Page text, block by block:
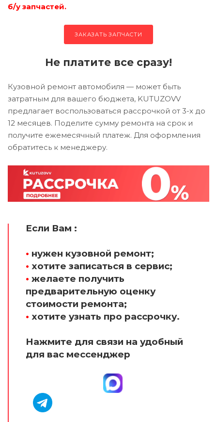
б/у запчастей.
ЗАКАЗАТЬ ЗАПЧАСТИ
Не платите все сразу!
Кузовной ремонт автомобиля — может быть
затратным для вашего бюджета, KUTUZOVV
предлагает воспользоваться рассрочкой от 3-х до
12 месяцев. Поделите сумму ремонта на срок и
получите ежемесячный платеж. Для оформления
обратитесь к менеджеру.
Если Вам :
• нужен кузовной ремонт;
• хотите записаться в сервис;
• желаете получить
предварительную оценку
стоимости ремонта;
• хотите узнать про рассрочку.
Нажмите для связи на удобный
для вас мессенджер